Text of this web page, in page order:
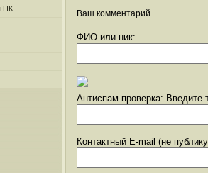
ПК Ваш комментарий
ФИО или ник:
Антиспам проверка: Введите
Контактный E-mail (не